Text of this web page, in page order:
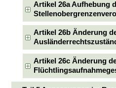
Artikel 26a Aufhebung
Artikel 26b Änderung
Artikel 26c Änderung